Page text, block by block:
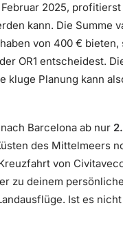
2025,
kann. Die Summe
von 400 €
OR1 entscheidest.
kluge Planung kann
Barcelona ab nur
des Mittelmeers
von
zu deinem
Ist es